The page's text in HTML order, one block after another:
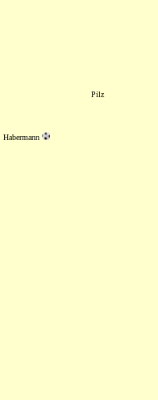
Pilz
Habermann